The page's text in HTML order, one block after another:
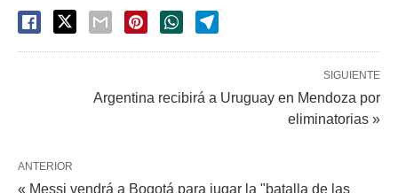
SIGUIENTE
Argentina recibirá a Uruguay en Mendoza por
eliminatorias »
ANTERIOR
« Messi vendrá a Bogotá para jugar la "batalla de las